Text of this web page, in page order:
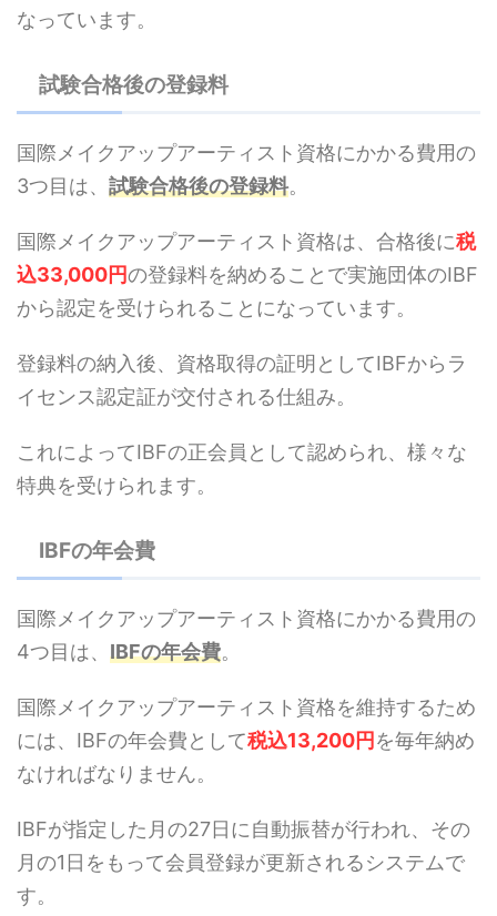
なっています。
試験合格後の登録料
国際メイクアップアーティスト資格にかかる費用の
3つ目は、 試験合格後の登録料。
国際メイクアップアーティスト資格は、合格後に税
込33,000円の登録料を納めることで実施団体のIBF
から認定を受けられることになっています。
登録料の納入後、資格取得の証明としてIBFからラ
イセンス認定証が交付される仕組み。
これによってIBFの正会員として認められ、様々な
特典を受けられます。
IBFの年会費
国際メイクアップアーティスト資格にかかる費用の
4つ目は、 IBFの年会費。
国際メイクアップアーティスト資格を維持するため
には、IBFの年会費として税込13,200円 を毎年納め
なければなりません。
IBFが指定した月の27日に自動振替が行われ、その
月の1日をもって会員登録が更新されるシステムで
す。